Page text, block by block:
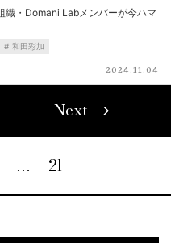
織・Domani Labメンバーが今ハマ
和田彩加
2024.11.04
… 21
Next